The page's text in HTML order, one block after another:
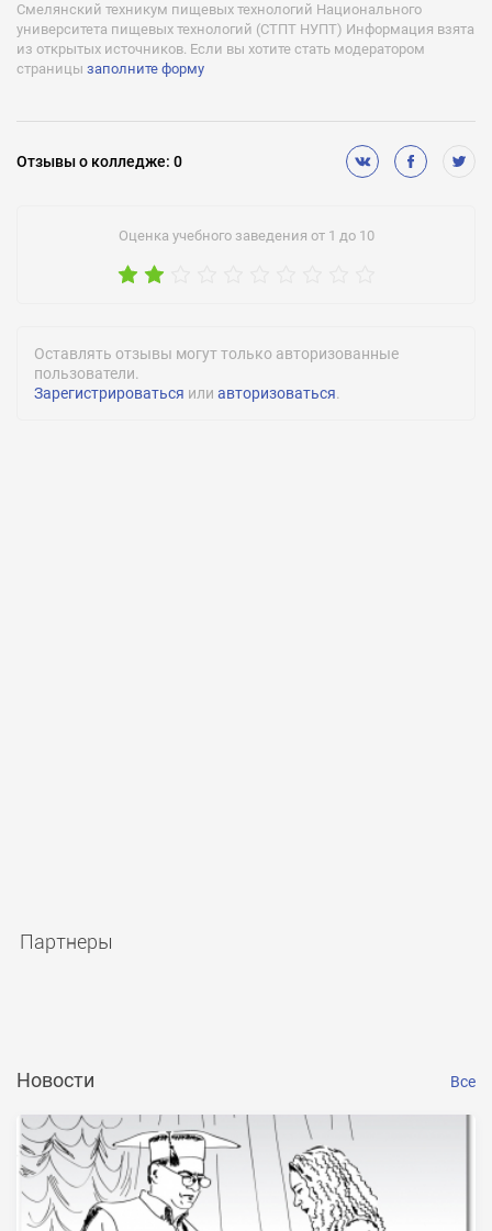
Смелянский техникум пищевых технологий Национального
университета пищевых технологий (СТПТ НУПТ) Информация взята
из открытых источников. Если вы хотите стать модератором
страницы заполните форму
Отзывыо колледже: 0
Оценка учебного заведения от 1 до 10
Оставлять отзывы могут только авторизованные
пользователи.
Зарегистрироваться или авторизоваться.
Партнеры